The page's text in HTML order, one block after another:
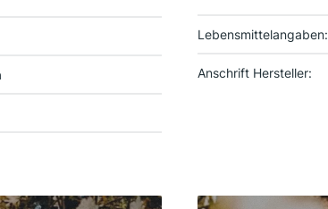
Lebensmittelangaben:
Anschrift Hersteller: